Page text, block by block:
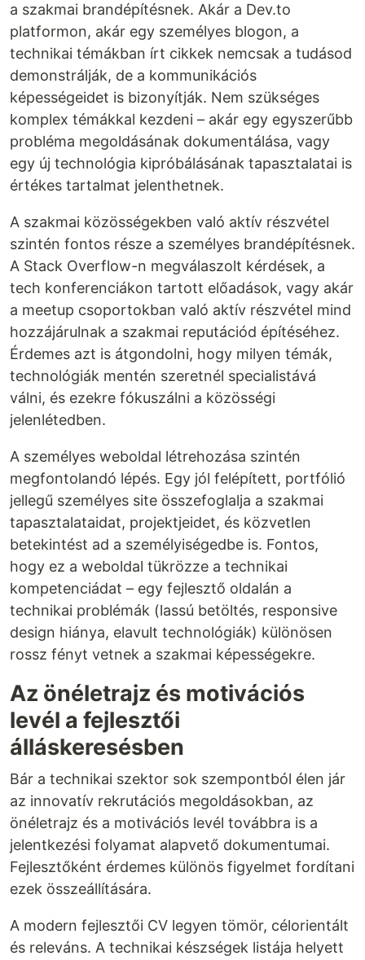
a szakmai brandépítésnek. Akár a Dev.to
platformon, akár egy személyes blogon, a
technikai témákban írt cikkek nemcsak a tudásod
demonstrálják, de a kommunikációs
képességeidet is bizonyítják. Nem szükséges
komplex témákkal kezdeni – akár egy egyszerűbb
probléma megoldásának dokumentálása, vagy
egy új technológia kipróbálásának tapasztalatai is
értékes tartalmat jelenthetnek.
A szakmai közösségekben való aktív részvétel
szintén fontos része a személyes brandépítésnek.
A Stack Overflow-n megválaszolt kérdések, a
tech konferenciákon tartott előadások, vagy akár
a meetup csoportokban való aktív részvétel mind
hozzájárulnak a szakmai reputációd építéséhez.
Érdemes azt is átgondolni, hogy milyen témák,
technológiák mentén szeretnél specialistává
válni, és ezekre fókuszálni a közösségi
jelenlétedben.
A személyes weboldal létrehozása szintén
megfontolandó lépés. Egy jól felépített, portfólió
jellegű személyes site összefoglalja a szakmai
tapasztalataidat, projektjeidet, és közvetlen
betekintést ad a személyiségedbe is. Fontos,
hogy ez a weboldal tükrözze a technikai
kompetenciádat – egy fejlesztő oldalán a
technikai problémák (lassú betöltés, responsive
design hiánya, elavult technológiák) különösen
rossz fényt vetnek a szakmai képességekre.
Az önéletrajz és motivációs
levél a fejlesztői
álláskeresésben
Bár a technikai szektor sok szempontból élen jár
az innovatív rekrutációs megoldásokban, az
önéletrajz és a motivációs levél továbbra is a
jelentkezési folyamat alapvető dokumentumai.
Fejlesztőként érdemes különös figyelmet fordítani
ezek összeállítására.
A modern fejlesztői CV legyen tömör, célorientált
és releváns. A technikai készségek listája helyett